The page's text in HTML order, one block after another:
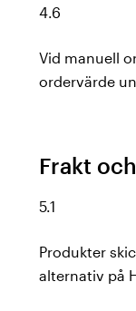
4.6
Vid manuell
ordervärde
Frakt
5.1
Produkter
alternativ på